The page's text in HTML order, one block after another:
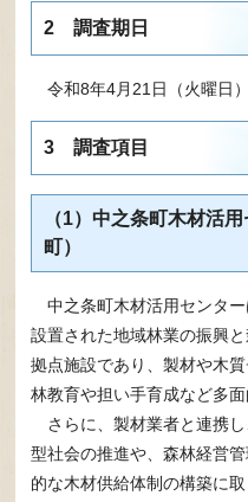
2 調査期日
令和8年4月21日（火曜日）
3 調査項目
（1）中之条町木材活
町）​
中之条町木材活用センタ
設置された地域林業の振興
拠点施設であり、製材や木
林教育や担い手育成など多
さらに、製材業者と連携
型社会の推進や、森林経営
的な木材供給体制の構築に